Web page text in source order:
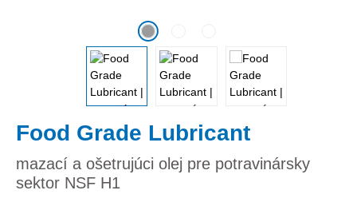
Food Grade Lubricant
mazací a ošetrujúci olej pre potravinársky
sektor NSF H1